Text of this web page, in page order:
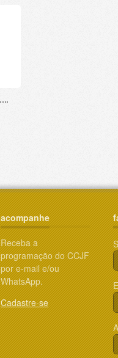
acompanhe
Receba a
programação do CCJF
por e-mail e/ou
WhatsApp.
Cadastre-se